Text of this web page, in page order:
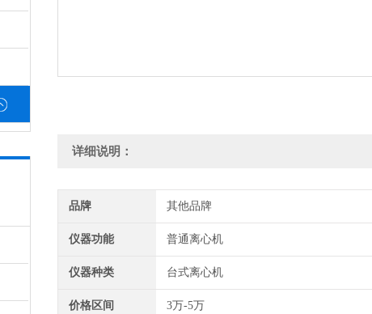
详细说明：
品牌 其他品牌
仪器功能 普通离心机
仪器种类 台式离心机
价格区间 3万-5万